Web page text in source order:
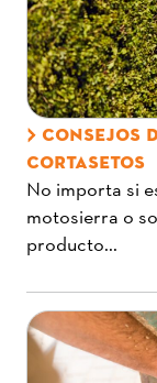
CONSEJOS
CORTASETOS
No importa si
motosierra o
producto...